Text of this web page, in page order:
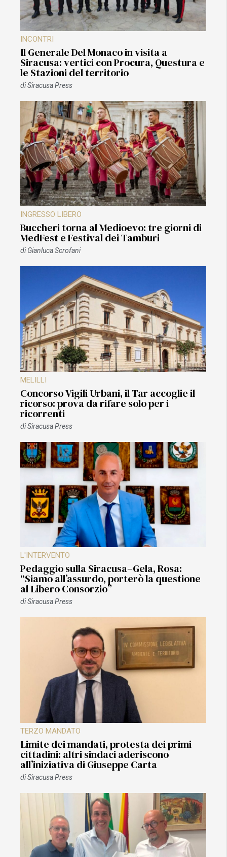
INCONTRI
Il Generale Del Monaco in visita a
Siracusa: vertici con Procura, Questura e
le Stazioni del territorio
diSiracusa Press
INGRESSO LIBERO
Buccheri torna al Medioevo: tre giorni di
MedFest e Festival dei Tamburi
diGianluca Scrofani
MELILLI
Concorso Vigili Urbani, il Tar accoglie il
ricorso: prova da rifare solo per i
ricorrenti
diSiracusa Press
L'INTERVENTO
Pedaggio sulla Siracusa–Gela, Rosa:
“Siamo all’assurdo, porterò la questione
al Libero Consorzio”
diSiracusa Press
TERZO MANDATO
Limite dei mandati, protesta dei primi
cittadini: altri sindaci aderiscono
all’iniziativa di Giuseppe Carta
diSiracusa Press